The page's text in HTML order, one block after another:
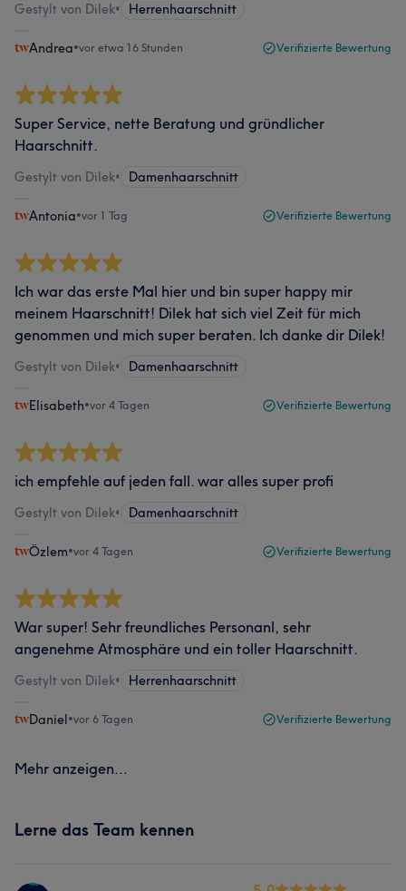
Gestylt von Dilek• Herrenhaarschnitt
Andrea•vor etwa 16 Stunden Verifizierte Bewertung
Super Service, nette Beratung und gründlicher
Haarschnitt.
Gestylt von Dilek• Damenhaarschnitt
Antonia•vor 1 Tag Verifizierte Bewertung
Ich war das erste Mal hier und bin super happy mir
meinem Haarschnitt! Dilek hat sich viel Zeit für mich
genommen und mich super beraten. Ich danke dir Dilek!
Gestylt von Dilek• Damenhaarschnitt
Elisabeth•vor 4 Tagen Verifizierte Bewertung
ich empfehle auf jeden fall. war alles super profi
Gestylt von Dilek• Damenhaarschnitt
Özlem•vor 4 Tagen Verifizierte Bewertung
War super! Sehr freundliches Personanl, sehr
angenehme Atmosphäre und ein toller Haarschnitt.
Gestylt von Dilek• Herrenhaarschnitt
Daniel•vor 6 Tagen Verifizierte Bewertung
Mehr anzeigen...
Lerne das Team kennen